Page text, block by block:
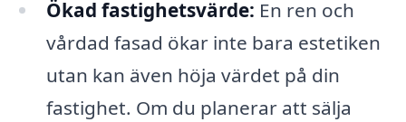
Ökad fastighetsvärde: En ren och
vårdad fasad ökar inte bara estetiken
utan kan även höja värdet på din
fastighet. Om du planerar att sälja